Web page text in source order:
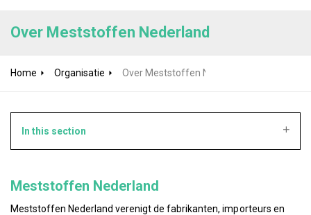
Over Meststoffen Nederland
Home Organisatie Over Meststoffen Nederland
In this section
Meststoffen Nederland
Meststoffen Nederland verenigt de fabrikanten, importeurs en